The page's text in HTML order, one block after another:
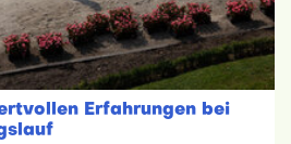
Erfahrungen bei